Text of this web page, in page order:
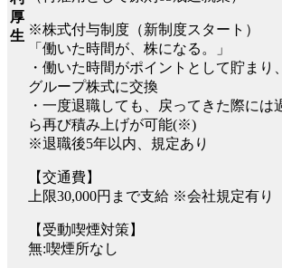
厚
生 ※株式付与制度（新制度スタート）
「働いた時間が、株になる。」
・働いた時間がポイントとして貯まり
グループ株式に交換
・一度退職しても、戻ってきた際には
ら再び積み上げが可能(※)
※退職後5年以内、規定あり
【交通費】
上限30,000円まで支給 ※会社規定有り
【受動喫煙対策】
無:喫煙所なし